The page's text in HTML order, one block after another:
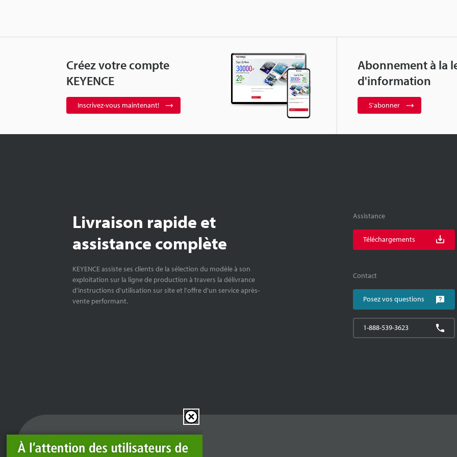
Créez votre compte
KEYENCE
Inscrivez-vous maintenant!
Abonnement à la
d'information
S'abonner
Livraison rapide et
assistance complète
KEYENCE assiste ses clients de la sélection du modèle à son
exploitation sur la ligne de production à travers la délivrance
d'instructions d'utilisation sur site et l'offre d'un service après-
vente performant.
Assistance
Téléchargements
Contact
Posez vos questions
1-888-539-3623